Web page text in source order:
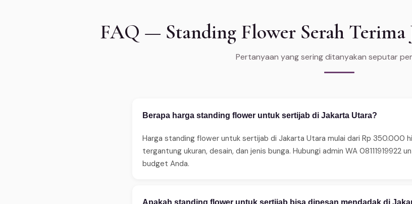
FAQ — Standing Flower Serah Terima
Pertanyaan yang sering ditanyakan seputar
Berapa harga standing flower untuk sertijab di Jakarta Utara?
Harga standing flower untuk sertijab di Jakarta Utara mulai dari Rp 350.000
tergantung ukuran, desain, dan jenis bunga. Hubungi admin WA 08111919922
budget Anda.
Apakah standing flower untuk sertijab bisa dipesan mendadak di